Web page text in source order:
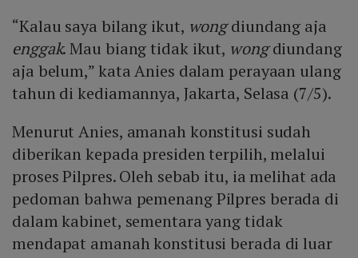
“Kalau saya bilang ikut, wongdiundang aja
enggak. Mau biang tidak ikut, wongdiundang
aja belum,” kata Anies dalam perayaan ulang
tahun di kediamannya, Jakarta, Selasa (7/5).
Menurut Anies, amanah konstitusi sudah
diberikan kepada presiden terpilih, melalui
proses Pilpres. Oleh sebab itu, ia melihat ada
pedoman bahwa pemenang Pilpres berada di
dalam kabinet, sementara yang tidak
mendapat amanah konstitusi berada di luar